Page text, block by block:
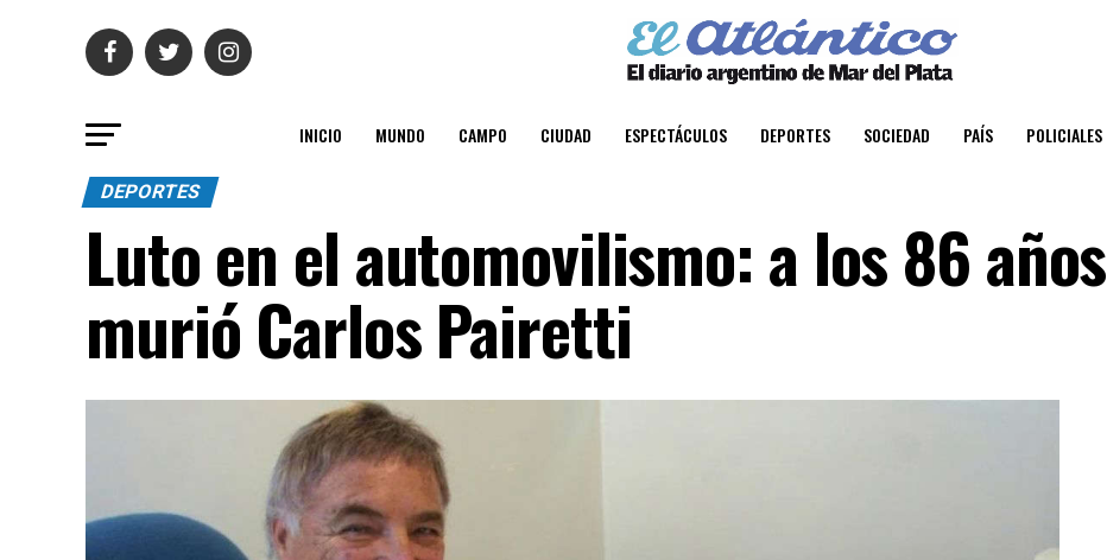
INICIO MUNDO CAMPO CIUDAD ESPECTÁCULOS DEPORTES SOCIEDAD PAÍS POLICIALES
DEPORTES
Luto en el automovilismo: a los 86 años
murió Carlos Pairetti